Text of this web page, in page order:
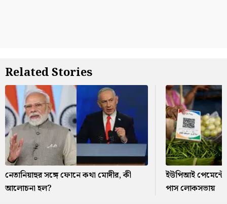
Related Stories
নেতানিয়াহুর সঙ্গে ফোনে কথা মোদীর, কী
আলোচনা হল?
ইউপিআই পেমেন্টে
পাস লোকসভায়